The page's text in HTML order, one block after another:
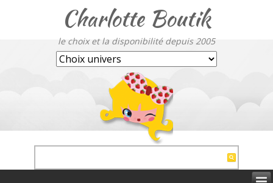
Charlotte Boutik
le choix et la disponibilité depuis 2005